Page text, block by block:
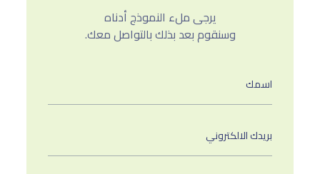
يرجى ملء النموذج أدناه
وسنقوم بعد بذلك بالتواصل معك.